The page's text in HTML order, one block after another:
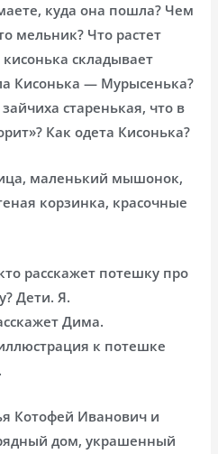
куда она пошла? Чем
мельник? Что растет
складывает
Кисонька — Мурысенька?
старенькая, что в
Как одета Кисонька?
маленький мышонок,
корзинка, красочные
расскажет потешку про
Дети. Я.
Дима.
к потешке
Котофей Иванович и
дом, украшенный